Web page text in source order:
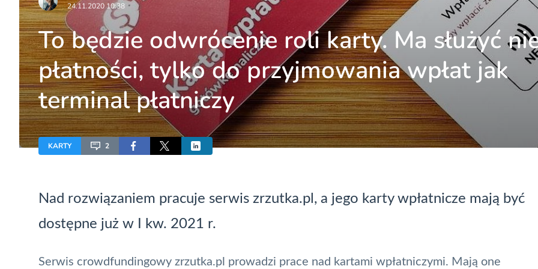
24.11.2020 10:38
To będzie odwrócenie roli karty. Ma służyć
płatności, tylko do przyjmowania wpłat jak
terminal płatniczy
KARTY 2
Nad rozwiązaniem pracuje serwis zrzutka.pl, a jego karty wpłatnicze mają być
dostępne już w I kw. 2021 r.
Serwis crowdfundingowy zrzutka.pl prowadzi prace nad kartami wpłatniczymi. Mają one